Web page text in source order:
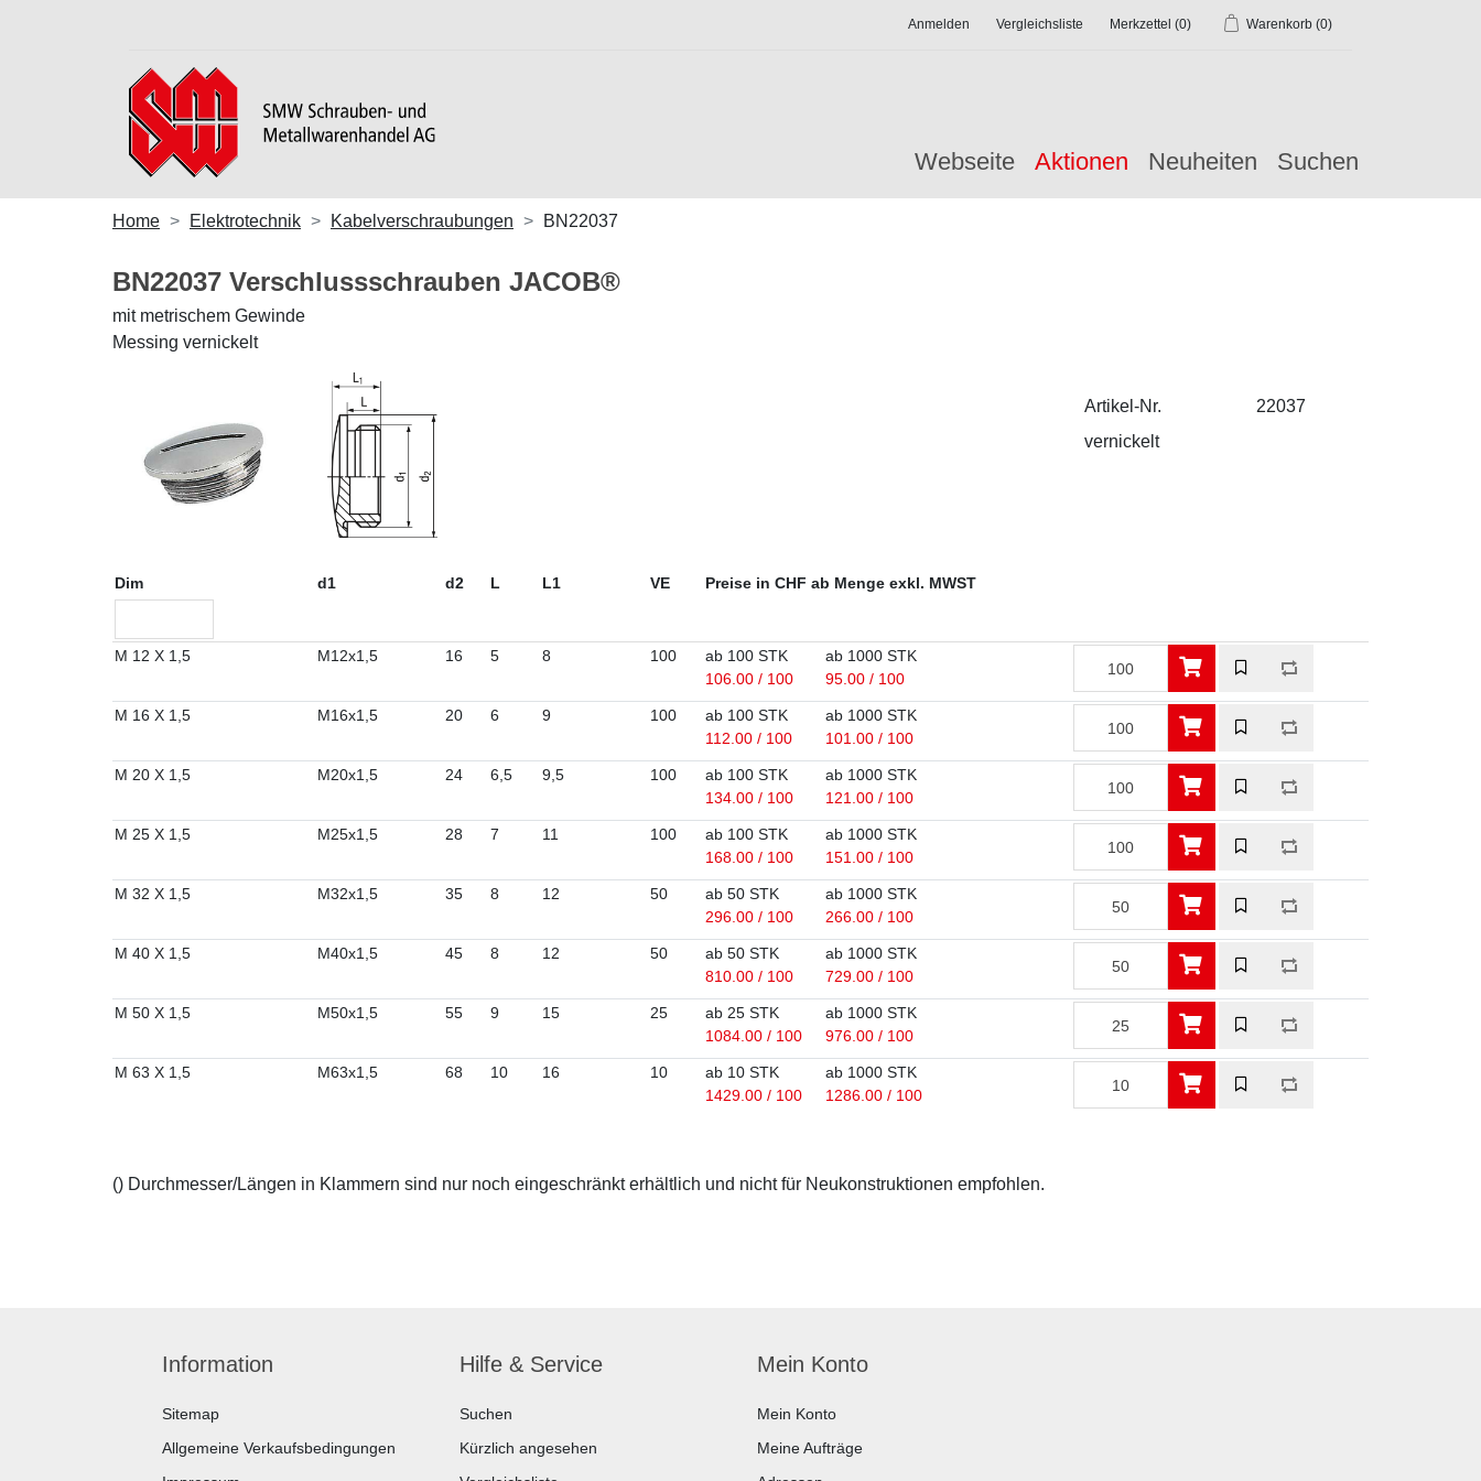
Anmelden Vergleichsliste Merkzettel (0) Warenkorb (0)
Webseite Aktionen Neuheiten Suchen
Home Elektrotechnik Kabelverschraubungen BN22037
BN22037 Verschlussschrauben JACOB®
mit metrischem Gewinde
Messing vernickelt
Artikel-Nr.
22037
vernickelt
Dim d1 d2 L L1 VE Preise in CHF ab Menge exkl. MWST
M 12 X 1,5 M12x1,5 16 5 8 100
ab 100 STK
106.00 / 100
ab 1000 STK
95.00 / 100
M 16 X 1,5 M16x1,5 20 6 9 100
ab 100 STK
112.00 / 100
ab 1000 STK
101.00 / 100
M 20 X 1,5 M20x1,5 24 6,5 9,5 100
ab 100 STK
134.00 / 100
ab 1000 STK
121.00 / 100
M 25 X 1,5 M25x1,5 28 7 11 100
ab 100 STK
168.00 / 100
ab 1000 STK
151.00 / 100
M 32 X 1,5 M32x1,5 35 8 12 50
ab 50 STK
296.00 / 100
ab 1000 STK
266.00 / 100
M 40 X 1,5 M40x1,5 45 8 12 50
ab 50 STK
810.00 / 100
ab 1000 STK
729.00 / 100
M 50 X 1,5 M50x1,5 55 9 15 25
ab 25 STK
1084.00 / 100
ab 1000 STK
976.00 / 100
M 63 X 1,5 M63x1,5 68 10 16 10
ab 10 STK
1429.00 / 100
ab 1000 STK
1286.00 / 100
() Durchmesser/Längen in Klammern sind nur noch eingeschränkt erhältlich und nicht für Neukonstruktionen empfohlen.
Information
Sitemap
Allgemeine Verkaufsbedingungen
Hilfe & Service
Suchen
Kürzlich angesehen
Mein Konto
Mein Konto
Meine Aufträge